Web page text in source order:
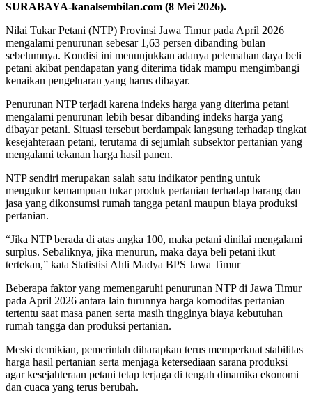
SURABAYA-kanalsembilan.com (8 Mei 2026).
Nilai Tukar Petani (NTP) Provinsi Jawa Timur pada April 2026
mengalami penurunan sebesar 1,63 persen dibanding bulan
sebelumnya. Kondisi ini menunjukkan adanya pelemahan daya beli
petani akibat pendapatan yang diterima tidak mampu mengimbangi
kenaikan pengeluaran yang harus dibayar.
Penurunan NTP terjadi karena indeks harga yang diterima petani
mengalami penurunan lebih besar dibanding indeks harga yang
dibayar petani. Situasi tersebut berdampak langsung terhadap tingkat
kesejahteraan petani, terutama di sejumlah subsektor pertanian yang
mengalami tekanan harga hasil panen.
NTP sendiri merupakan salah satu indikator penting untuk
mengukur kemampuan tukar produk pertanian terhadap barang dan
jasa yang dikonsumsi rumah tangga petani maupun biaya produksi
pertanian.
“Jika NTP berada di atas angka 100, maka petani dinilai mengalami
surplus. Sebaliknya, jika menurun, maka daya beli petani ikut
tertekan,” kata Statistisi Ahli Madya BPS Jawa Timur
Beberapa faktor yang memengaruhi penurunan NTP di Jawa Timur
pada April 2026 antara lain turunnya harga komoditas pertanian
tertentu saat masa panen serta masih tingginya biaya kebutuhan
rumah tangga dan produksi pertanian.
Meski demikian, pemerintah diharapkan terus memperkuat stabilitas
harga hasil pertanian serta menjaga ketersediaan sarana produksi
agar kesejahteraan petani tetap terjaga di tengah dinamika ekonomi
dan cuaca yang terus berubah.